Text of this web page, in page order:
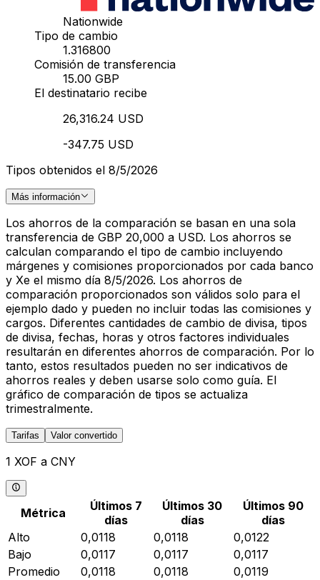
Nationwide
Tipo de cambio
1.316800
Comisión de transferencia
15.00 GBP
El destinatario recibe
26,316.24 USD
-347.75 USD
Tipos obtenidos el 8/5/2026
Más información
Los ahorros de la comparación se basan en una sola
transferencia de GBP 20,000 a USD. Los ahorros se
calculan comparando el tipo de cambio incluyendo
márgenes y comisiones proporcionados por cada banco
y Xe el mismo día 8/5/2026. Los ahorros de
comparación proporcionados son válidos solo para el
ejemplo dado y pueden no incluir todas las comisiones y
cargos. Diferentes cantidades de cambio de divisa, tipos
de divisa, fechas, horas y otros factores individuales
resultarán en diferentes ahorros de comparación. Por lo
tanto, estos resultados pueden no ser indicativos de
ahorros reales y deben usarse solo como guía. El
gráfico de comparación de tipos se actualiza
trimestralmente.
Tarifas Valor convertido
1 XOF a CNY
Métrica
Últimos 7
días
Últimos 30
días
Últimos 90
días
Alto
0,0118 0,0118
0,0122
Bajo
0,0117 0,0117
0,0117
Promedio
0,0118 0,0118
0,0119